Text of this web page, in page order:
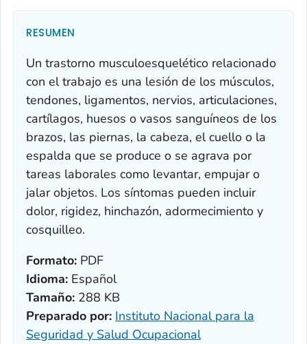
RESUMEN
Un trastorno musculoesquelético relacionado
con el trabajo es una lesión de los músculos,
tendones, ligamentos, nervios, articulaciones,
cartílagos, huesos o vasos sanguíneos de los
brazos, las piernas, la cabeza, el cuello o la
espalda que se produce o se agrava por
tareas laborales como levantar, empujar o
jalar objetos. Los síntomas pueden incluir
dolor, rigidez, hinchazón, adormecimiento y
cosquilleo.
Formato: PDF
Idioma: Español
Tamaño: 288 KB
Preparado por: Instituto Nacional para la
Seguridad y Salud Ocupacional